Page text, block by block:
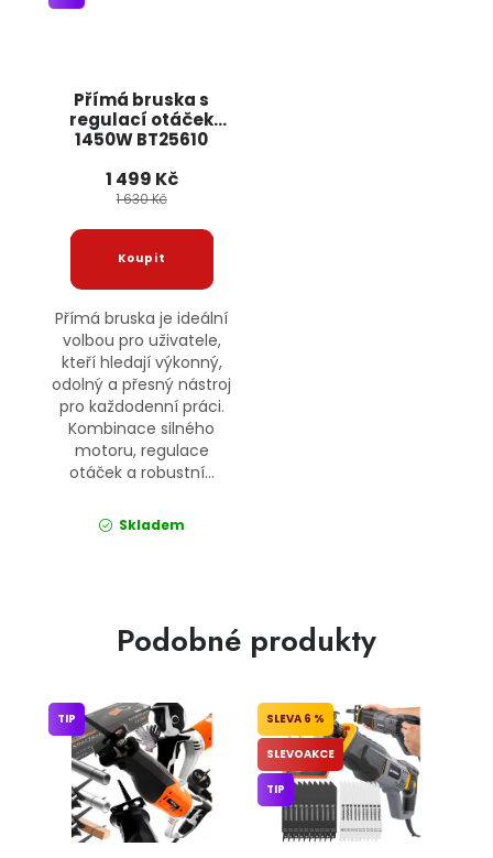
Přímá bruska s
regulací otáček
1450W BT25610
1 499 Kč
1 630 Kč
Přímá bruska je ideální
volbou pro uživatele,
kteří hledají výkonný,
odolný a přesný nástroj
pro každodenní práci.
Kombinace silného
motoru, regulace
otáček a robustní...
Skladem
Podobné produkty
TIP 6 %
SLEVOAKCE
TIP